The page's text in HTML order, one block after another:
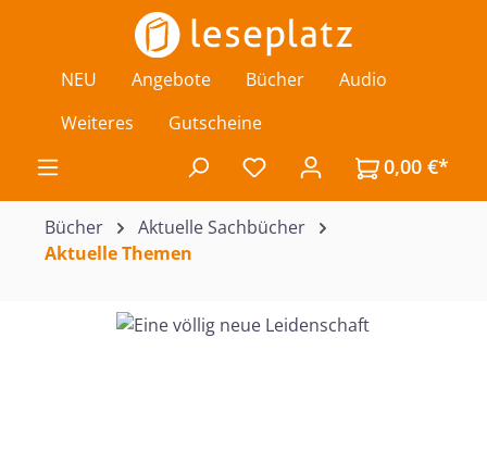
Zum Hauptinhalt springen
NEU Angebote Bücher
Audio
Weiteres
Gutscheine
Du hast 0 Produkte auf
0,00 €*
Bücher
Aktuelle Sachbücher
Aktuelle Themen
Bildergalerie überspringen